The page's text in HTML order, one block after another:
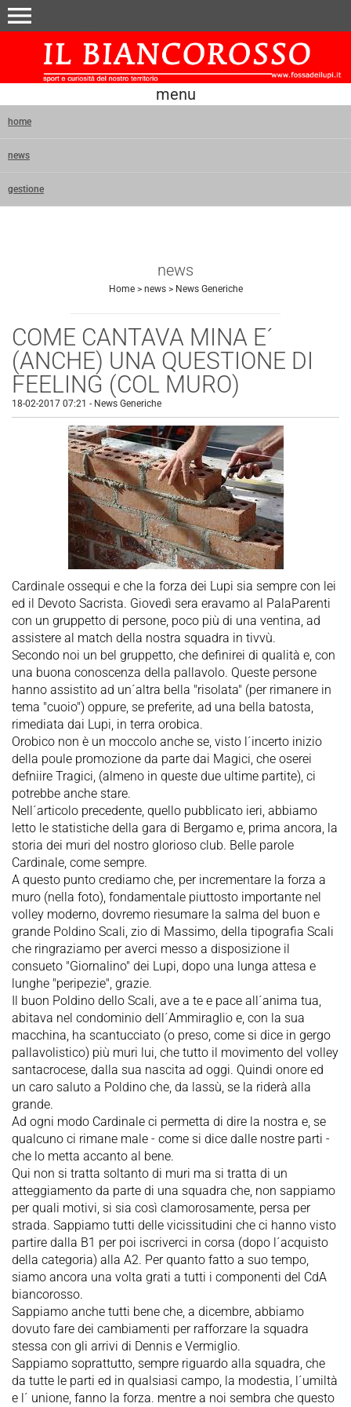
menu
menu
home
news
gestione
news
Home> news> News Generiche
COME CANTAVA MINA E´
(ANCHE) UNA QUESTIONE DI
FEELING (COL MURO)
18-02-2017 07:21 - News Generiche
Cardinale ossequi e che la forza dei Lupi sia sempre con lei
ed il Devoto Sacrista. Giovedì sera eravamo al PalaParenti
con un gruppetto di persone, poco più di una ventina, ad
assistere al match della nostra squadra in tivvù.
Secondo noi un bel gruppetto, che definirei di qualità e, con
una buona conoscenza della pallavolo. Queste persone
hanno assistito ad un´altra bella "risolata" (per rimanere in
tema "cuoio") oppure, se preferite, ad una bella batosta,
rimediata dai Lupi, in terra orobica.
Orobico non è un moccolo anche se, visto l´incerto inizio
della poule promozione da parte dai Magici, che oserei
defniire Tragici, (almeno in queste due ultime partite), ci
potrebbe anche stare.
Nell´articolo precedente, quello pubblicato ieri, abbiamo
letto le statistiche della gara di Bergamo e, prima ancora, la
storia dei muri del nostro glorioso club. Belle parole
Cardinale, come sempre.
A questo punto crediamo che, per incrementare la forza a
muro (nella foto), fondamentale piuttosto importante nel
volley moderno, dovremo riesumare la salma del buon e
grande Poldino Scali, zio di Massimo, della tipografia Scali
che ringraziamo per averci messo a disposizione il
consueto "Giornalino" dei Lupi, dopo una lunga attesa e
lunghe "peripezie", grazie.
Il buon Poldino dello Scali, ave a te e pace all´anima tua,
abitava nel condominio dell´Ammiraglio e, con la sua
macchina, ha scantucciato (o preso, come si dice in gergo
pallavolistico) più muri lui, che tutto il movimento del volley
santacrocese, dalla sua nascita ad oggi. Quindi onore ed
un caro saluto a Poldino che, da lassù, se la riderà alla
grande.
Ad ogni modo Cardinale ci permetta di dire la nostra e, se
qualcuno ci rimane male - come si dice dalle nostre parti -
che lo metta accanto al bene.
Qui non si tratta soltanto di muri ma si tratta di un
atteggiamento da parte di una squadra che, non sappiamo
per quali motivi, si sia così clamorosamente, persa per
strada. Sappiamo tutti delle vicissitudini che ci hanno visto
partire dalla B1 per poi iscriverci in corsa (dopo l´acquisto
della categoria) alla A2. Per quanto fatto a suo tempo,
siamo ancora una volta grati a tutti i componenti del CdA
biancorosso.
Sappiamo anche tutti bene che, a dicembre, abbiamo
dovuto fare dei cambiamenti per rafforzare la squadra
stessa con gli arrivi di Dennis e Vermiglio.
Sappiamo soprattutto, sempre riguardo alla squadra, che
da tutte le parti ed in qualsiasi campo, la modestia, l´umiltà
e l´ unione, fanno la forza. mentre a noi sembra che questo